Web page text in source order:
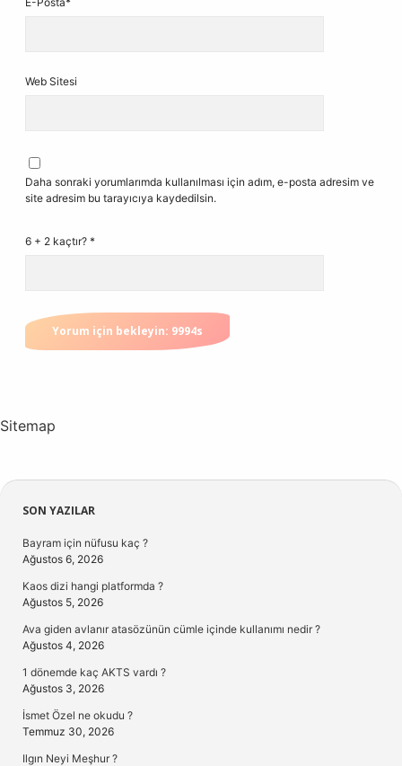
Web Sitesi
Daha sonraki yorumlarımda kullanılması için adım, e-posta adresim ve
site adresim bu tarayıcıya kaydedilsin.
6 + 2 kaçtır? *
Sitemap
Sidebar
SON YAZILAR
Bayram için nüfusu kaç ?
Ağustos 6, 2026
Kaos dizi hangi platformda ?
Ağustos 5, 2026
Ava giden avlanır atasözünün cümle içinde kullanımı nedir ?
Ağustos 4, 2026
1 dönemde kaç AKTS vardı ?
Ağustos 3, 2026
İsmet Özel ne okudu ?
Temmuz 30, 2026
Ilgın Neyi Meşhur ?